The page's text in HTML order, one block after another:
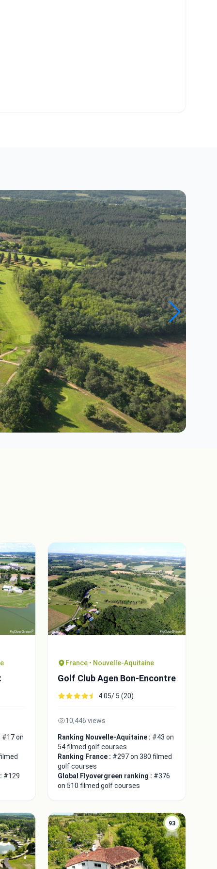
#17 on
#129
France • Nouvelle-Aquitaine
Golf Club Agen Bon-Encontre
4.05/ 5 (20)
10,446 views
Ranking Nouvelle-Aquitaine : #43 on
54 filmed golf courses
Ranking France : #297 on 380 filmed
golf courses
Global Flyovergreen ranking : #376
on 510 filmed golf courses
93
Clipboard
Close